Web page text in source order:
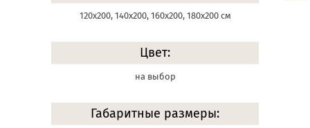
120х200, 140х200, 160х200, 180х200 см
Цвет:
на выбор
Габаритные размеры: